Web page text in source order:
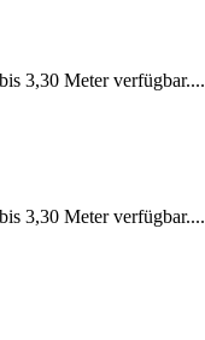
3,30 Meter verfügbar....
3,30 Meter verfügbar....